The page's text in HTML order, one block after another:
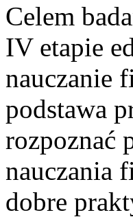
Celem
IV etapie
nauczanie
podstawa
rozpoznać
nauczania
dobre